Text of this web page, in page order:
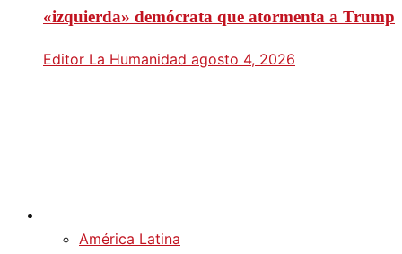
«izquierda» demócrata que atormenta a Trump
Editor La Humanidad agosto 4, 2026
América Latina